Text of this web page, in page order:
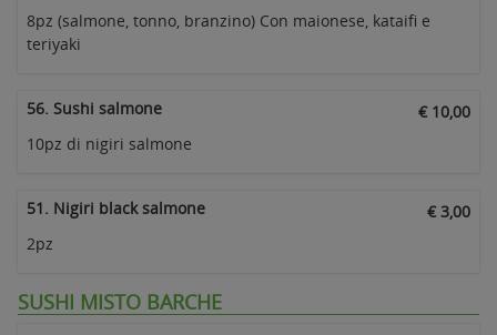
8pz (salmone, tonno, branzino) Con maionese, kataifi e
teriyaki
56. Sushi salmone
€ 10,00
10pz di nigiri salmone
51. Nigiri black salmone
€ 3,00
2pz
SUSHI MISTO BARCHE